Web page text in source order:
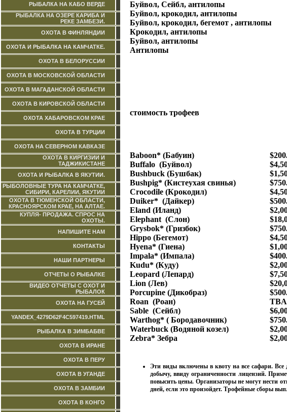
РЫБАЛКА НА КАБО ВЕРДЕ
РЫБАЛКА НА ОЗЕРЕ КАРИБА И
РЕКЕ ЗАМБЕЗИ.
ОХОТА В ФИНЛЯНДИИ
ОХОТА И РЫБАЛКА НА КАМЧАТКЕ.
ОХОТА В БЕЛОРУССИИ
ОХОТА В МОСКОВСКОЙ ОБЛАСТИ
ОХОТА В МАГАДАНСКОЙ ОБЛАСТИ
ОХОТА В КИРОВСКОЙ ОБЛАСТИ
ОХОТА ХАБАРОВСКОМ КРАЕ
ОХОТА В ТУРЦИИ
ОХОТА НА СЕВЕРНОМ КАВКАЗЕ
ОХОТА В КИРГИЗИИ И
ТАДЖИКИСТАНЕ
ОХОТА И РЫБАЛКА В ЯКУТИИ.
РЫБОЛОВНЫЕ ТУРА НА КАМЧАТКЕ,
СИБИРИ, КАРЕЛИИ, ЯКУТИИ
ОХОТА В ТЮМЕНСКОЙ ОБЛАСТИ,
КРАСНОЯРСКОМ КРАЕ, НА АЛТАЕ.
КУПЛЯ- ПРОДАЖА. СПРОС НА
ОХОТЫ.
НАПИШИТЕ НАМ
КОНТАКТЫ
НАШИ ПАРТНЕРЫ
ОТЧЕТЫ О РЫБАЛКЕ
ВИДЕО ОТЧЕТЫ С ОХОТ И
РЫБАЛОК
ОХОТА НА ГУСЕЙ
YANDEX_4279D62F4C597419.HTML
РЫБАЛКА В ЗИМБАБВЕ
ОХОТА В ИРАНЕ
ОХОТА В ПЕРУ
ОХОТА В УГАНДЕ
ОХОТА В ЗАМБИИ
ОХОТА В КОНГО
Буйвол, Сейбл, антилопы
Буйвол, крокодил, антилопы
Буйвол, крокодил, бегемот , антилопы
Крокодил, антилопы
Буйвол, антилопы
Антилопы
Охота
стоимость трофеев
Baboon* (Бабуин)
Buffalo (Буйвол)
Bushbuck (Бушбак)
Bushpig* (Кистеухая свинья)
Crocodile (Крокодил)
Duiker* (Дайкер)
Eland (Иланд)
Elephant (Слон)
Grysbok* (Гризбок)
Hippo (Бегемот)
Hyena* (Гиена)
Impala* (Импала)
Kudu* (Куду)
Leopard (Лепард)
Lion (Лев)
Porcupine (Дикобраз)
Roan (Роан)
TBA
Sable (Сейбл)
Warthog* ( Бородавочник)
Waterbuck (Водяной козел)
Zebra* Зебра
Эти виды включены в квоту на все сафари.
добычу, ввиду ограниченности лицензий.
повысить цены. Организаторы не могут нести
дней, если это произойдет. Трофейные сборы